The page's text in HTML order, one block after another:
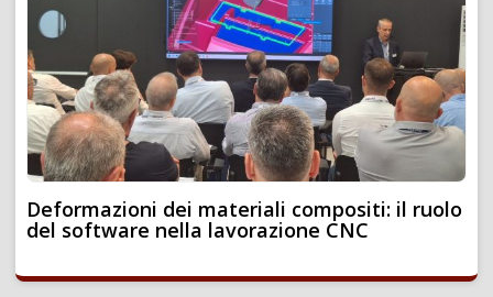
Deformazioni dei materiali compositi: il ruolo
del software nella lavorazione CNC